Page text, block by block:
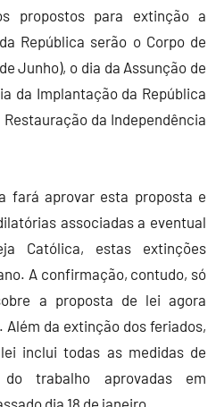
propostos para extinção a
República serão o Corpo de
Junho), o dia da Assunção de
da Implantação da República
da Independência
fará aprovar esta proposta e
associadas a eventual
Católica, estas extinções
A confirmação, contudo, só
a proposta de lei agora
da extinção dos feriados,
inclui todas as medidas de
trabalho aprovadas em